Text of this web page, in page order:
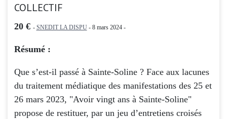
COLLECTIF
20 € - SNEDIT LA DISPU- 8 mars 2024 -
Résumé :
Que s’est-il passé à Sainte-Soline ? Face aux lacunes
du traitement médiatique des manifestations des 25 et
26 mars 2023, "Avoir vingt ans à Sainte-Soline"
propose de restituer, par un jeu d’entretiens croisés